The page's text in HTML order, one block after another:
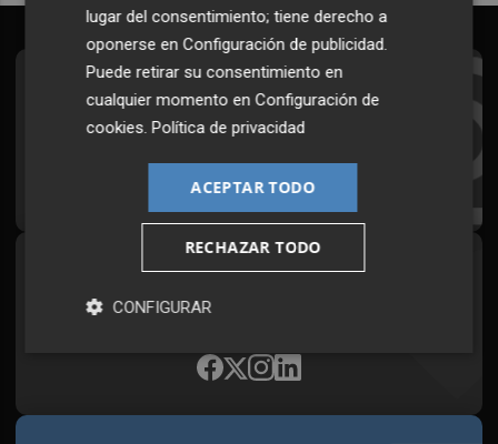
Suscríbete al Boletín
Todos los días a primera hora en tu email
¡Quiero suscribirme!
Síguenos en redes
Plaza Podcast, desde cualquier medio
lugar del consentimiento; tiene derecho a
oponerse enConfiguración de publicidad
Puede retirar su consentimiento en
cualquier momento enConfiguración de
cookies .Política de privacidad
ACEPTAR TODO
RECHAZAR TODO
CONFIGURAR